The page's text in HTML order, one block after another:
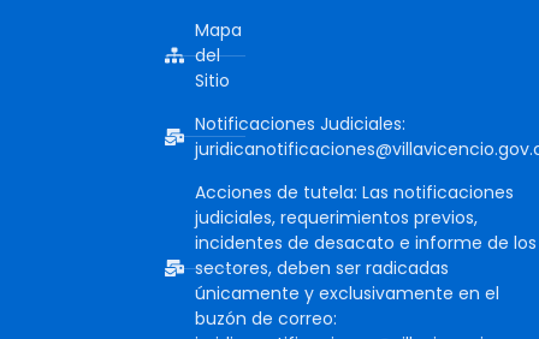
Mapa
del
Sitio
Notificaciones Judiciales:
Acciones de tutela: Las notificaciones
judiciales, requerimientos previos,
incidentes de desacato e informe de los
sectores, deben ser radicadas
únicamente y exclusivamente en el
buzón de correo: